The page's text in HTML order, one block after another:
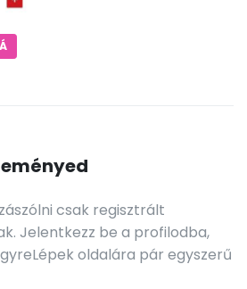
csak regisztrált
Jelentkezz be a profilodba,
oldalára pár egyszerű